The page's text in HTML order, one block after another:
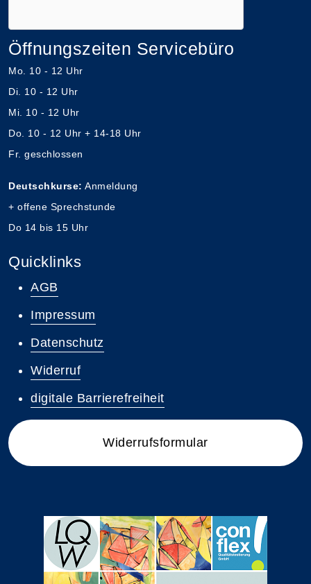
Öffnungszeiten Servicebüro
Mo. 10 - 12 Uhr
Di. 10 - 12 Uhr
Mi. 10 - 12 Uhr
Do. 10 - 12 Uhr + 14-18 Uhr
Fr. geschlossen
Deutschkurse: Anmeldung
+ offene Sprechstunde
Do 14 bis 15 Uhr
Quicklinks
AGB
Impressum
Datenschutz
Widerruf
digitale Barrierefreiheit
Widerrufsformular